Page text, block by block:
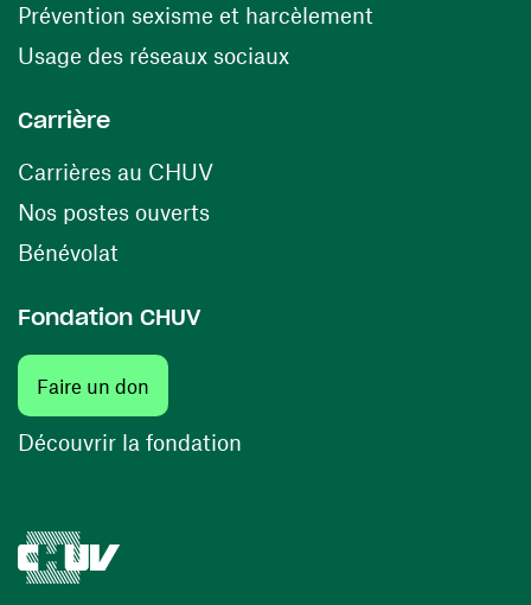
Prévention sexisme et harcèlement
Usage des réseaux sociaux(opens in a new
Carrière
Carrières au CHUV(opens in a new window)
Nos postes ouverts(opens in a new window)
Bénévolat
Fondation CHUV
Faire un don
Découvrir la fondation